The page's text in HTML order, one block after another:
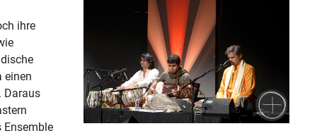
ihre
einen
Daraus
Ensemble